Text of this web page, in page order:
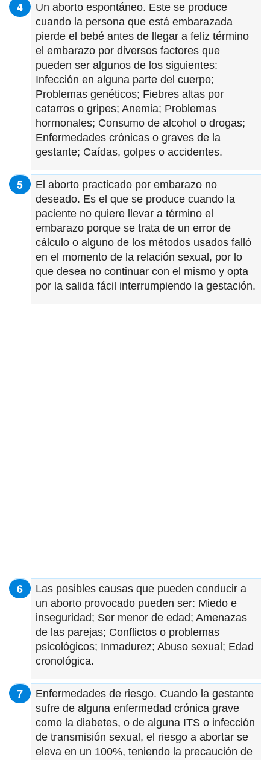
Un aborto espontáneo. Este se produce
cuando la persona que está embarazada
pierde el bebé antes de llegar a feliz término
el embarazo por diversos factores que
pueden ser algunos de los siguientes:
Infección en alguna parte del cuerpo;
Problemas genéticos; Fiebres altas por
catarros o gripes; Anemia; Problemas
hormonales; Consumo de alcohol o drogas;
Enfermedades crónicas o graves de la
gestante; Caídas, golpes o accidentes.
El aborto practicado por embarazo no
deseado. Es el que se produce cuando la
paciente no quiere llevar a término el
embarazo porque se trata de un error de
cálculo o alguno de los métodos usados falló
en el momento de la relación sexual, por lo
que desea no continuar con el mismo y opta
por la salida fácil interrumpiendo la gestación.
Las posibles causas que pueden conducir a
un aborto provocado pueden ser: Miedo e
inseguridad; Ser menor de edad; Amenazas
de las parejas; Conflictos o problemas
psicológicos; Inmadurez; Abuso sexual; Edad
cronológica.
Enfermedades de riesgo. Cuando la gestante
sufre de alguna enfermedad crónica grave
como la diabetes, o de alguna ITS o infección
de transmisión sexual, el riesgo a abortar se
eleva en un 100%, teniendo la precaución de